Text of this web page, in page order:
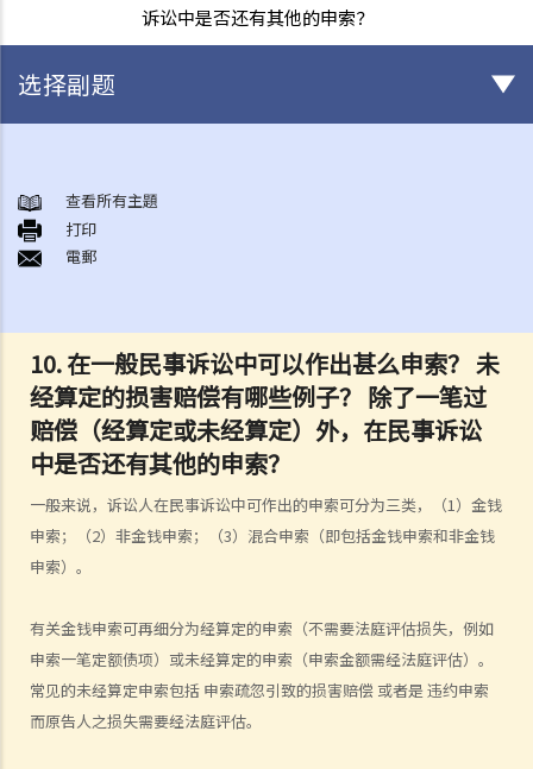
诉讼中是否还有其他的申索？
10. 在一般民事诉讼中可以作出甚么申索？ 未
经算定的损害赔偿有哪些例子？ 除了一笔过
赔偿（经算定或未经算定）外，在民事诉讼
中是否还有其他的申索？
一般来说，诉讼人在民事诉讼中可作出的申索可分为三类，（1）金钱
申索；（2）非金钱申索；（3）混合申索（即包括金钱申索和非金钱
申索）。
有关金钱申索可再细分为经算定的申索（不需要法庭评估损失，例如
申索一笔定额债项）或未经算定的申索（申索金额需经法庭评估）。
常见的未经算定申索包括 申索疏忽引致的损害赔偿 或者是 违约申索
而原告人之损失需要经法庭评估。
选择副题
展开民事诉讼前应当考虑的事项
1. 我可以不提出诉讼而解决纠纷吗？
2. 我是否有充分的法律理据去展开民事诉讼？对方又可否在同一案件中
律协助）？
4. 倘若我被判胜诉，我是否一定可以取得我想要的补偿？
5. 我有能力支付有关法律开支吗？
1. 为甚么即使我赢了官司，并且法院已经命令对方支付我的律师费用，
我的律师费用也不能全额报销？
2. 法院是否必须命令败诉一方全额支付胜诉一方的律师费用？ 有甚么原
因会导致法院作出不同的命令？
7. 展开民事诉讼是否有期限？
8. 如果我要展开民事诉讼，将要面对甚么风险？我能否承受这些风险？
9. 如果我不介意花费时间和金钱，即使我的案件的法律理据很弱，我是
否可以只是为了给被告人带来麻烦而展开民事诉讼？
查看所有主題
打印
電郵